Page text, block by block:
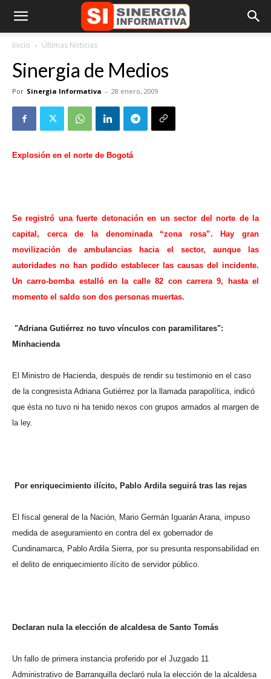
Inicio Últimas Noticias
Sinergia de Medios
Por Sinergia Informativa - 28 enero, 2009
Explosión en el norte de Bogotá
Se registró una fuerte detonación en un sector del norte de la
capital, cerca de la denominada “zona rosa”. Hay gran
movilización de ambulancias hacia el sector, aunque las
autoridades no han podido establecer las causas del incidente.
Un carro-bomba estalló en la calle 82 con carrera 9, hasta el
momento el saldo son dos personas muertas.
"Adriana Gutiérrez no tuvo vínculos con paramilitares":
Minhacienda
El Ministro de Hacienda, después de rendir su testimonio en el caso
de la congresista Adriana Gutiérrez por la llamada parapolítica, indicó
que ésta no tuvo ni ha tenido nexos con grupos armados al margen de
la ley.
Por enriquecimiento ilícito, Pablo Ardila seguirá tras las rejas
El fiscal general de la Nación, Mario Germán Iguarán Arana, impuso
medida de aseguramiento en contra del ex gobernador de
Cundinamarca, Pablo Ardila Sierra, por su presunta responsabilidad en
el delito de enriquecimiento ilícito de servidor público.
Declaran nula la elección de alcaldesa de Santo Tomás
Un fallo de primera instancia proferido por el Juzgado 11
Administrativo de Barranquilla declaró nula la elección de la alcaldesa